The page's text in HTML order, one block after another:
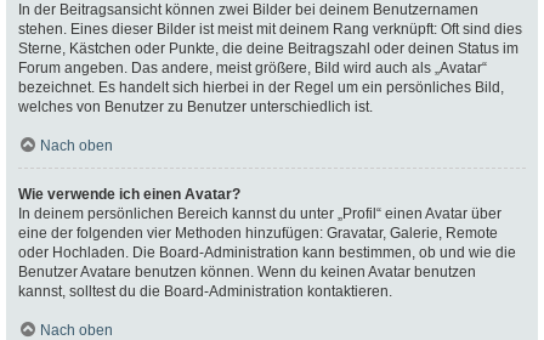
In der Beitragsansicht können zwei Bilder bei deinem Benutzernamen
stehen. Eines dieser Bilder ist meist mit deinem Rang verknüpft: Oft sind dies
Sterne, Kästchen oder Punkte, die deine Beitragszahl oder deinen Status im
Forum angeben. Das andere, meist größere, Bild wird auch als „Avatar“
bezeichnet. Es handelt sich hierbei in der Regel um ein persönliches Bild,
welches von Benutzer zu Benutzer unterschiedlich ist.
Nach oben
Wie verwende ich einen Avatar?
In deinem persönlichen Bereich kannst du unter „Profil“ einen Avatar über
eine der folgenden vier Methoden hinzufügen: Gravatar, Galerie, Remote
oder Hochladen. Die Board-Administration kann bestimmen, ob und wie die
Benutzer Avatare benutzen können. Wenn du keinen Avatar benutzen
kannst, solltest du die Board-Administration kontaktieren.
Nach oben